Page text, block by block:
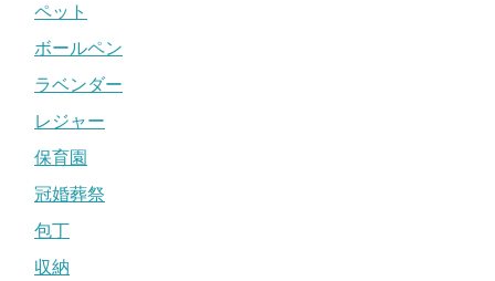
ペット
ボールペン
ラベンダー
レジャー
保育園
冠婚葬祭
包丁
収納